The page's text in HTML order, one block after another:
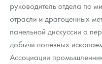
Монеты и жетоны из
Книги по нумизматике
руководитель отдела по
отрасли и драгоценных
панельной дискуссии о
добычи полезных
Ассоциации